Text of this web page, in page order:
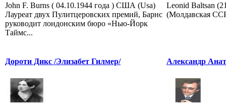
John F. Burns ( 04.10.1944 года ) США (Usa)
Лауреат двух Пулитцеровских премий, Барнс
руководит лондонским бюро «Нью-Йорк
Таймс...
Leonid Baltsan
(Молдавская
Дороти Дикс /Элизабет Гилмер/ Александр